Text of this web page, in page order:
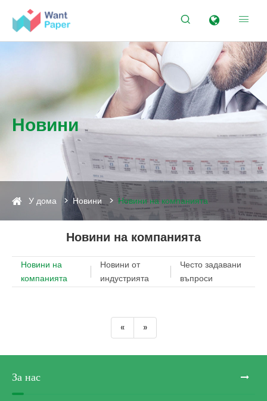
 
Новини
У дома Новини Новини на компанията
Новини на компанията
Новини на
компанията
Новини от
индустрията
Често задавани
въпроси
« »
За нас